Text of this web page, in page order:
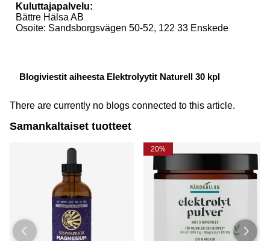
Kuluttajapalvelu:
Bättre Hälsa AB
Osoite: Sandsborgsvägen 50-52, 122 33 Enskede
Blogiviestit aiheesta Elektrolyytit Naturell 30 kpl
There are currently no blogs connected to this article.
Samankaltaiset tuotteet
20%